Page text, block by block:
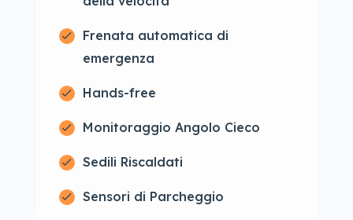
Frenata automatica di
emergenza
Hands-free
Monitoraggio Angolo Cieco
Sedili Riscaldati
Sensori di Parcheggio